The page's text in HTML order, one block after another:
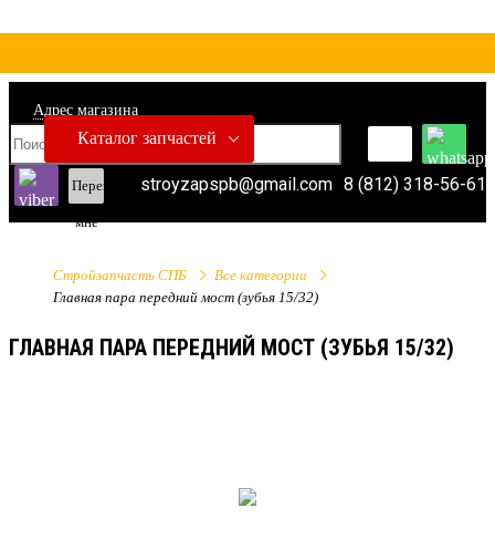
Адрес магазина
Перезвонить
мне
8 (812) 318-56-61
stroyzapspb@gmail.com
Каталог запчастей
Стройзапчасть СПБ
Все категории
Главная пара передний мост (зубья 15/32)
ГЛАВНАЯ ПАРА ПЕРЕДНИЙ МОСТ (ЗУБЬЯ 15/32)